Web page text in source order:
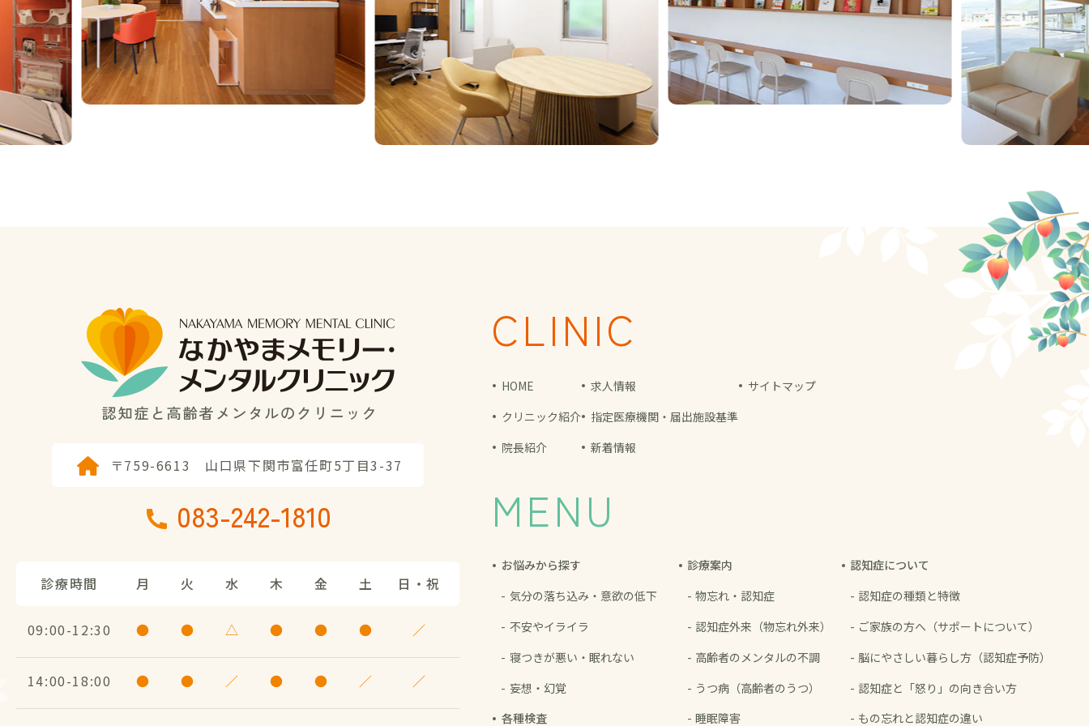
〒759-6613 山口県下関市富任町5丁目3-37
083-242-1810
診療時間 月 火 水 木 金 土 日・祝
09:00 12:30 ● ● △ ● ● ● ／
14:00 18:00 ● ● ／ ● ● ／ ／
CLINIC
HOME
クリニック紹介
院長紹介
求人情報
指定医療機関・届出施設基準
新着情報
サイトマップ
MENU
お悩みから探す
気分の落ち込み・ 意欲の低下
不安やイライラ
寝つきが悪い・ 眠れない
妄想・幻覚
各種検査
診療案内
物忘れ・認知症
認知症外来 （物忘れ外来）
高齢者の メンタルの不調
うつ病 （高齢者のうつ）
睡眠障害
認知症について
認知症の種類と特徴
ご家族の方へ （サポートについて）
脳にやさしい暮らし方 （認知症予防）
認知症と「怒り」の向き合い方
もの忘れと認知症の違い